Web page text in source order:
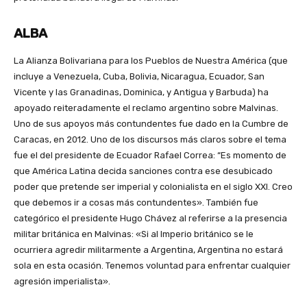
ALBA
La Alianza Bolivariana para los Pueblos de Nuestra América (que
incluye a Venezuela, Cuba, Bolivia, Nicaragua, Ecuador, San
Vicente y las Granadinas, Dominica, y Antigua y Barbuda) ha
apoyado reiteradamente el reclamo argentino sobre Malvinas.
Uno de sus apoyos más contundentes fue dado en la Cumbre de
Caracas, en 2012. Uno de los discursos más claros sobre el tema
fue el del presidente de Ecuador Rafael Correa: “Es momento de
que América Latina decida sanciones contra ese desubicado
poder que pretende ser imperial y colonialista en el siglo XXI. Creo
que debemos ir a cosas más contundentes». También fue
categórico el presidente Hugo Chávez al referirse a la presencia
militar británica en Malvinas: «Si al Imperio británico se le
ocurriera agredir militarmente a Argentina, Argentina no estará
sola en esta ocasión. Tenemos voluntad para enfrentar cualquier
agresión imperialista».